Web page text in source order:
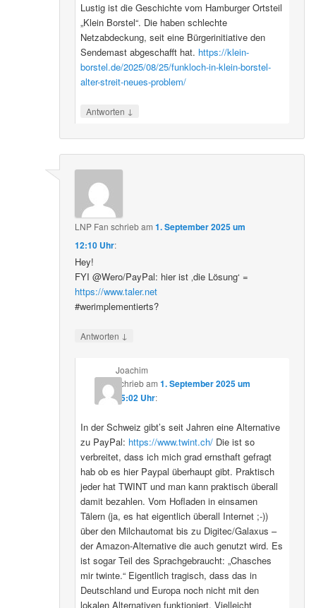
Lustig ist die Geschichte vom Hamburger Ortsteil
„Klein Borstel“. Die haben schlechte
Netzabdeckung, seit eine Bürgerinitiative den
Sendemast abgeschafft hat. https://klein-
borstel.de/2025/08/25/funkloch-in-klein-borstel-
alter-streit-neues-problem/
Antworten ↓
LNP Fan schriebam1. September 2025 um
12:10 Uhr:
Hey!
FYI @Wero/PayPal: hier ist ‚die Lösung‘ =
https://www.taler.net
#werimplementierts?
Antworten ↓
Joachim
schriebam 1. September 2025 um
15:02 Uhr:
In der Schweiz gibt’s seit Jahren eine Alternative
zu PayPal: https://www.twint.ch/Die ist so
verbreitet, dass ich mich grad ernsthaft gefragt
hab ob es hier Paypal überhaupt gibt. Praktisch
jeder hat TWINT und man kann praktisch überall
damit bezahlen. Vom Hofladen in einsamen
Tälern (ja, es hat eigentlich überall Internet ;-))
über den Milchautomat bis zu Digitec/Galaxus –
der Amazon-Alternative die auch genutzt wird. Es
ist sogar Teil des Sprachgebraucht: „Chasches
mir twinte.“ Eigentlich tragisch, dass das in
Deutschland und Europa noch nicht mit den
lokalen Alternativen funktioniert. Vielleicht